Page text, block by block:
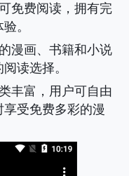
免费阅读，拥有完
。
漫画、书籍和小说
读选择。
丰富，用户可自由
受免费多彩的漫